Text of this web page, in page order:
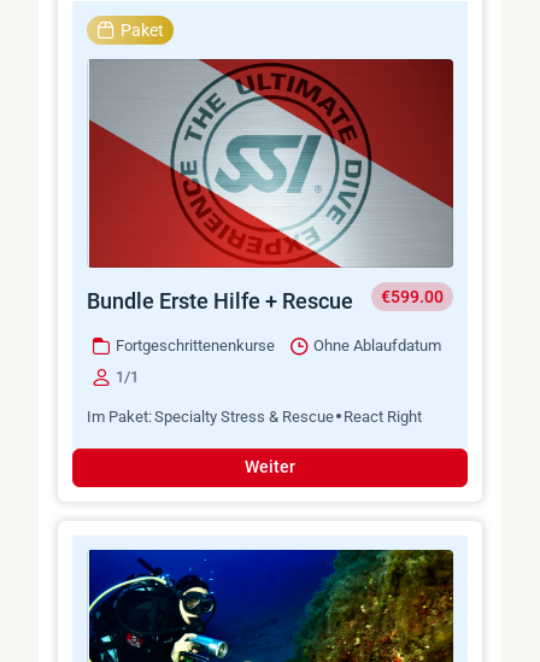
Paket
Bundle Erste Hilfe + Rescue €599.00
Fortgeschrittenenkurse
Ohne Ablaufdatum
1/1
Im Paket:Specialty Stress & Rescue React Right
Weiter